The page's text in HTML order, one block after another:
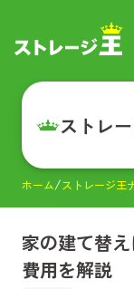
ストレ
ホーム ストレージ王
家の建て替
費用を解説